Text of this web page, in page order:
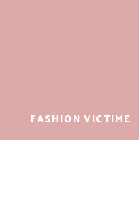
FASHION VICTIME